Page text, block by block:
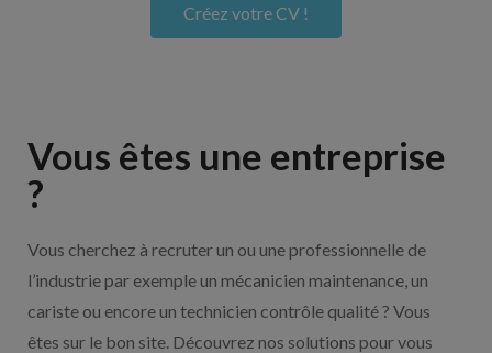
Créez votre CV !
Vous êtes une entreprise
?
Vous cherchez à recruter un ou une professionnelle de
l’industrie par exemple un mécanicien maintenance, un
cariste ou encore un technicien contrôle qualité ? Vous
êtes sur le bon site. Découvrez nos solutions pour vous